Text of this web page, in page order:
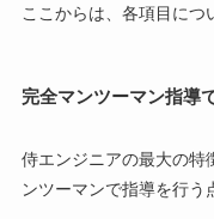
ここからは、各項目につ
完全マンツーマン指導
侍エンジニアの最大の特
ンツーマンで指導を行う